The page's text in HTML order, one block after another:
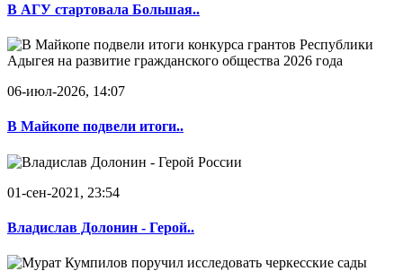
В АГУ стартовала Большая..
06-июл-2026, 14:07
В Майкопе подвели итоги..
01-сен-2021, 23:54
Владислав Долонин - Герой..